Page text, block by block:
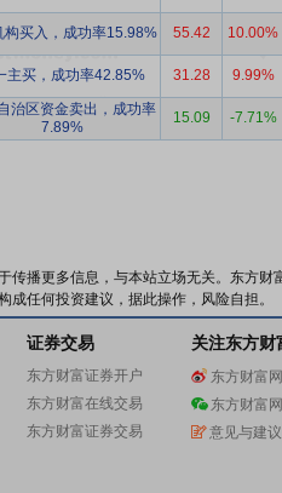
构买入，成功率15.98% 55.42 10.00%
主买，成功率42.85% 31.28 9.99%
治区资金卖出，成功率
7.89%
15.09 -7.71%
传播更多信息，与本站立场无关。东方
任何投资建议，据此操作，风险自担。